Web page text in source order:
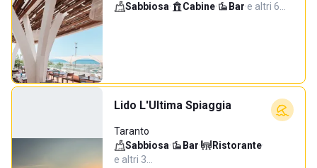
Sabbiosa· Cabine· Bar·e altri 6…
Lido L'Ultima Spiaggia
Taranto
Sabbiosa· Bar· Ristorante·
e altri 3…